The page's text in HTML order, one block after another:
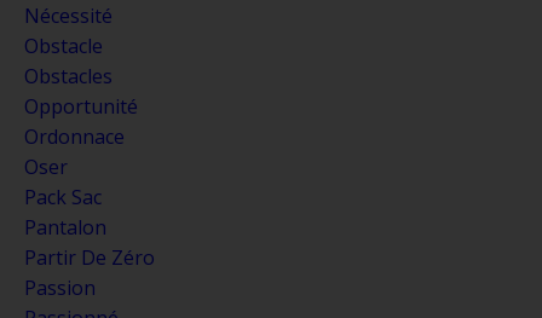
Nécessité
Obstacle
Obstacles
Opportunité
Ordonnace
Oser
Pack Sac
Pantalon
Partir De Zéro
Passion